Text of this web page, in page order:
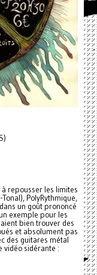
repousser les limites
PolyRythmique,
un goût prononcé
exemple pour les
bien trouver des
et absolument pas
des guitares métal
vidéo sidérante :